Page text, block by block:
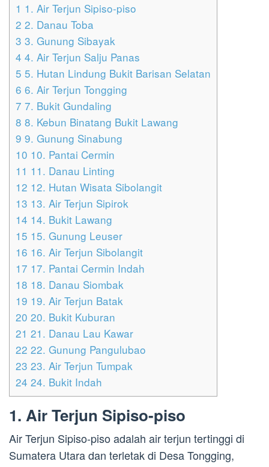
1 1. Air Terjun Sipiso-piso
2 2. Danau Toba
3 3. Gunung Sibayak
4 4. Air Terjun Salju Panas
5 5. Hutan Lindung Bukit Barisan Selatan
6 6. Air Terjun Tongging
7 7. Bukit Gundaling
8 8. Kebun Binatang Bukit Lawang
9 9. Gunung Sinabung
10 10. Pantai Cermin
11 11. Danau Linting
12 12. Hutan Wisata Sibolangit
13 13. Air Terjun Sipirok
14 14. Bukit Lawang
15 15. Gunung Leuser
16 16. Air Terjun Sibolangit
17 17. Pantai Cermin Indah
18 18. Danau Siombak
19 19. Air Terjun Batak
20 20. Bukit Kuburan
21 21. Danau Lau Kawar
22 22. Gunung Pangulubao
23 23. Air Terjun Tumpak
24 24. Bukit Indah
1. Air Terjun Sipiso-piso
Air Terjun Sipiso-piso adalah air terjun tertinggi di
Sumatera Utara dan terletak di Desa Tongging,